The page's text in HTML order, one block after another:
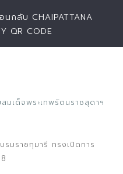
กลับ CHAIPATTANA
QR CODE
มเด็จพระเทพรัตนราชสุดาฯ
มราชกุมารี ทรงเปิดการ